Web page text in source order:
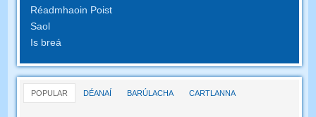
Réadmhaoin Poist
Saol
Is breá
POPULAR DÉANAÍ BARÚLACHA CARTLANNA